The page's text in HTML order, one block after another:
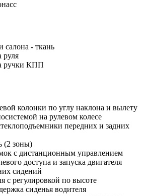
салона - ткань
руля
ручки КПП
колонки по углу наклона и вылету
на рулевом колесе
передних и задних
(2 зоны)
с дистанционным управлением
доступа и запуска двигателя
сидений
с регулировкой по высоте
сиденья водителя